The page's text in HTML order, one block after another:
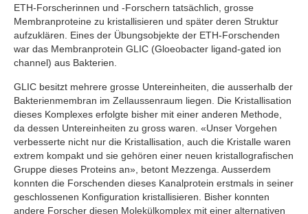
ETH-Forscherinnen und -Forschern tatsächlich, grosse
Membranproteine zu kristallisieren und später deren Struktur
aufzuklären. Eines der Übungsobjekte der ETH-Forschenden
war das Membranprotein GLIC (Gloeobacter ligand-gated ion
channel) aus Bakterien.
GLIC besitzt mehrere grosse Untereinheiten, die ausserhalb der
Bakterienmembran im Zellaussenraum liegen. Die Kristallisation
dieses Komplexes erfolgte bisher mit einer anderen Methode,
da dessen Untereinheiten zu gross waren. «Unser Vorgehen
verbesserte nicht nur die Kristallisation, auch die Kristalle waren
extrem kompakt und sie gehören einer neuen kristallografischen
Gruppe dieses Proteins an», betont Mezzenga. Ausserdem
konnten die Forschenden dieses Kanalprotein erstmals in seiner
geschlossenen Konfiguration kristallisieren. Bisher konnten
andere Forscher diesen Molekülkomplex mit einer alternativen